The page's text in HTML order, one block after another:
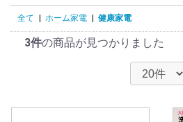
全て ホーム家電 健康家電
3件の商品が見つかりました